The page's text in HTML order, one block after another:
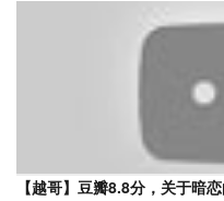
【越哥】豆瓣8.8分，关于暗